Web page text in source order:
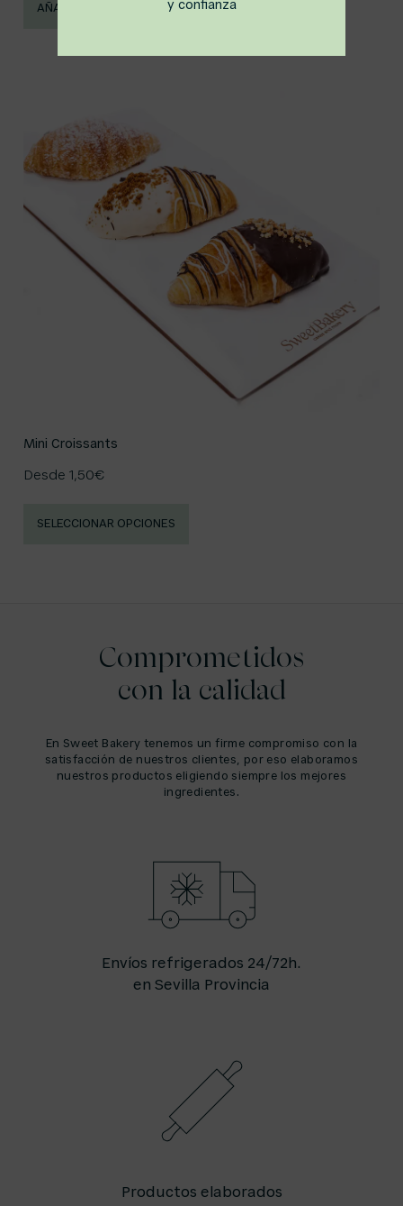
AÑADIR AL CARRITO
Mini Croissants
Desde 1,50€
SELECCIONAR OPCIONES
Comprometidos
con la calidad
En Sweet Bakery tenemos un firme compromiso con la
satisfacción de nuestros clientes, por eso elaboramos
nuestros productos eligiendo siempre los mejores
ingredientes.
Envíos refrigerados 24/72h.
en Sevilla Provincia
Productos elaborados
y confianza